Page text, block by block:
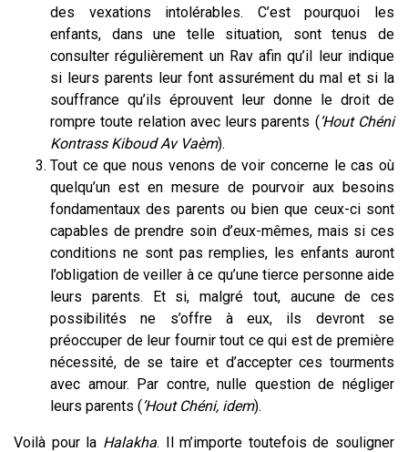
des vexations intolérables. C’est pourquoi les
enfants, dans une telle situation, sont tenus de
consulter régulièrement un Rav afin qu’il leur indique
si leurs parents leur font assurément du mal et si la
souffrance qu’ils éprouvent leur donne le droit de
rompre toute relation avec leurs parents (’Hout Chéni
Kontrass Kiboud Av Vaèm).
Tout ce que nous venons de voir concerne le cas où
quelqu’un est en mesure de pourvoir aux besoins
fondamentaux des parents ou bien que ceux-ci sont
capables de prendre soin d’eux-mêmes, mais si ces
conditions ne sont pas remplies, les enfants auront
l’obligation de veiller à ce qu’une tierce personne aide
leurs parents. Et si, malgré tout, aucune de ces
possibilités ne s’offre à eux, ils devront se
préoccuper de leur fournir tout ce qui est de première
nécessité, de se taire et d’accepter ces tourments
avec amour. Par contre, nulle question de négliger
leurs parents (’Hout Chéni, idem).
Voilà pour la Halakha. Il m’importe toutefois de souligner